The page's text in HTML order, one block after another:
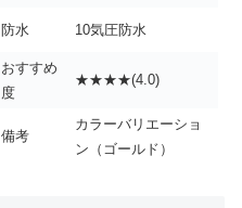
防水 10気圧防水
おすすめ
度
★★★★(4.0)
備考
カラーバリエーショ
ン（ゴールド）